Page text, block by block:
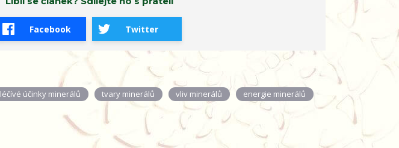
Facebook Twitter
léčívé účinky minerálů tvary minerálů vliv minerálů energie minerálů